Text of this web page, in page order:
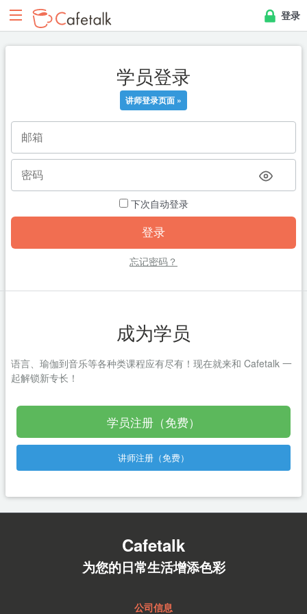
登录
学员登录
讲师登录页面 »
下次自动登录
忘记密码？
成为学员
语言、瑜伽到音乐等各种类课程应有尽有！现在就来和 Cafetalk 一
起解锁新专长！
学员注册（免费）
讲师注册（免费）
Cafetalk
为您的日常生活增添色彩
公司信息